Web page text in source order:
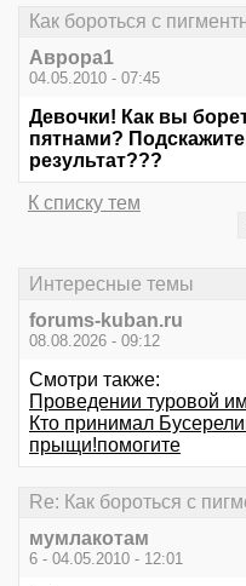
Как бороться с
Аврора1
04.05.2010 - 07:45
Девочки! Как вы
пятнами?
результат???
К списку тем
Интересные темы
forums-kuban.ru
08.08.2026 - 09:12
Смотри также:
Проведении туровой
Кто принимал
прыщи!помогите
Re: Как бороться с
мумлакотам
6 - 04.05.2010 - 12:01